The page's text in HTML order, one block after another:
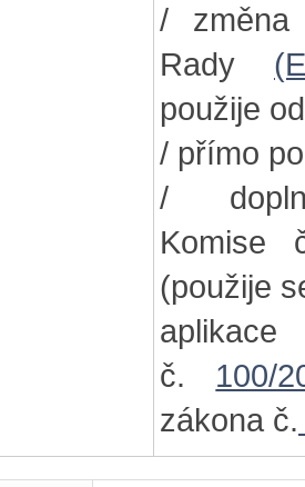
/ změna
Rady
použije
/ přímo
/
(použije
č. 100/
zákona č.